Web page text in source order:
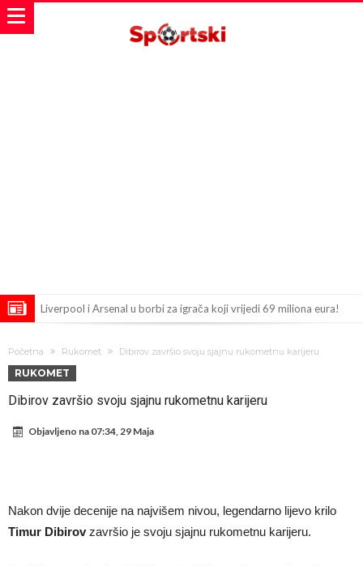
Liverpool i Arsenal u borbi za igrača koji vrijedi 69 miliona eura!
napokon poznat
Engleski reprezentativac optužen za napad u noćnom klubu
Samo dva fudbalska velikana uspjela su ostvariti “nemoguće”! Jedan
Početna Rukomet Dibirov završio svoju sjajnu rukometnu karijeru
RUKOMET
Dibirov završio svoju sjajnu rukometnu karijeru
Objavljeno na 07:34, 29 Maja
Nakon dvije decenije na najvišem nivou, legendarno lijevo krilo
Timur Dibirovzavršio je svoju sjajnu rukometnu karijeru.